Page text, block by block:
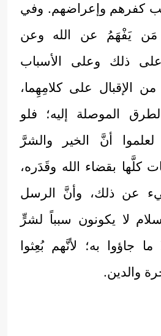
كفرهم وإعراضهم. وفي
يَفْهَمُ عن الله وعن
ذلك وعلى الأسباب
الإقبال على كلامِهِما،
الموصلة إليه؛ فلو
أنَّ الخير والشرَّ
كلَّها بقضاء الله وقَدَره،
عن ذلك، وأنَّ الرسل
لا يكونون سبباً لشرٍّ
جاؤوا به؛ لأنَّهم بُعِثوا
والدين.